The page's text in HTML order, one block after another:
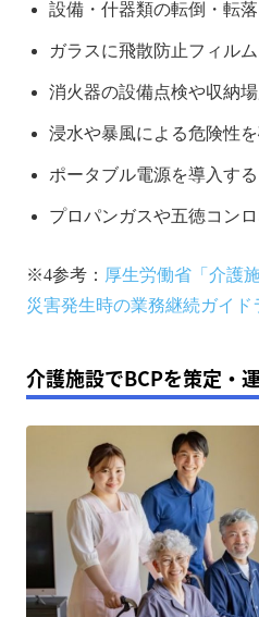
設備・什器類の転倒・転
ガラスに飛散防止フィル
消火器の設備点検や収納
浸水や暴風による危険性
ポータブル電源を導入する
プロパンガスや五徳コン
※4参考： 厚生労働省「介護
災害発生時の業務継続ガイド
介護施設でBCPを策定・